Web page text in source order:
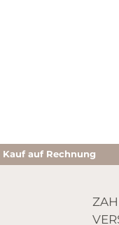
Kauf auf Rechnung